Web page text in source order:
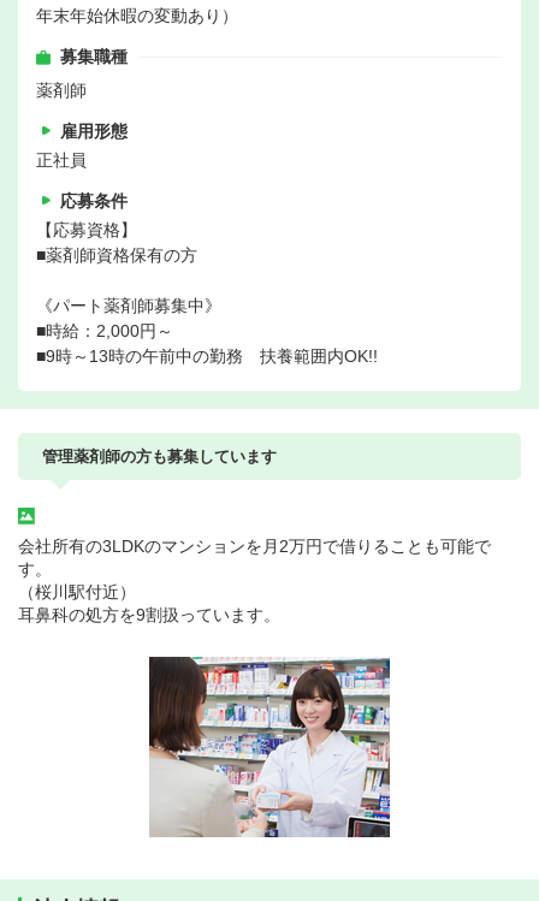
年末年始休暇の変動あり）
募集職種
薬剤師
雇用形態
正社員
応募条件
【応募資格】
■薬剤師資格保有の方
《パート薬剤師募集中》
■時給：2,000円～
■9時～13時の午前中の勤務 扶養範囲内OK!!
管理薬剤師の方も募集しています
会社所有の3LDKのマンションを月2万円で借りることも可能で
す。
（桜川駅付近）
耳鼻科の処方を9割扱っています。